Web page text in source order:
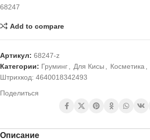
68247
Add to compare
Артикул: 68247-z
Категории: Груминг Для Кисы Косметика
Штрихкод: 4640018342493
Поделиться
Описание